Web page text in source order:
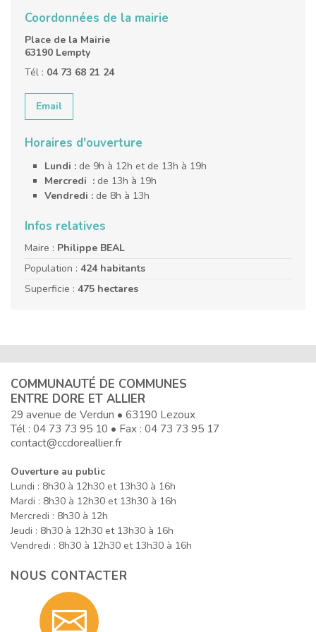
Coordonnées de la mairie
Place de la Mairie
63190 Lempty
Tél : 04 73 68 21 24
Email
Horaires d'ouverture
Lundi : de 9h à 12h et de 13h à 19h
Mercredi : de 13h à 19h
Vendredi : de 8h à 13h
Infos relatives
Maire : Philippe BEAL
Population : 424 habitants
Superficie : 475 hectares
COMMUNAUTÉ DE COMMUNES
ENTRE DORE ET ALLIER
29 avenue de Verdun • 63190 Lezoux
Tél : 04 73 73 95 10 • Fax : 04 73 73 95 17
contact@ccdoreallier.fr
Ouverture au public
Lundi : 8h30 à 12h30 et 13h30 à 16h
Mardi : 8h30 à 12h30 et 13h30 à 16h
Mercredi : 8h30 à 12h
Jeudi : 8h30 à 12h30 et 13h30 à 16h
Vendredi : 8h30 à 12h30 et 13h30 à 16h
NOUS CONTACTER